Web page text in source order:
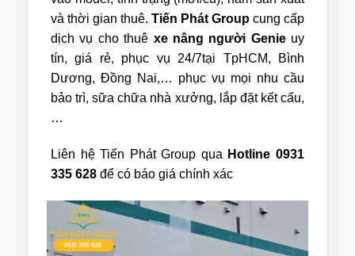
và thời gian thuê. Tiến Phát Group cung cấp
dịch vụ cho thuê xe nâng người Genieuy
tín, giá rẻ, phục vụ 24/7tại TpHCM, Bình
Dương, Đồng Nai,… phục vụ mọi nhu cầu
bảo trì, sữa chữa nhà xưởng, lắp đặt kết cấu,
…
Liên hệ Tiến Phát Group qua Hotline 0931
335 628 để có báo giá chính xác